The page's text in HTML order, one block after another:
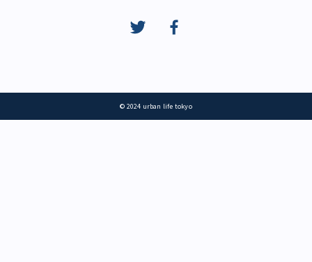
© 2024 urban life tokyo